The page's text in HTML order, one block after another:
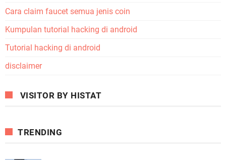
Cara claim faucet semua jenis coin
Kumpulan tutorial hacking di android
Tutorial hacking di android
disclaimer
VISITOR BY HISTAT
TRENDING